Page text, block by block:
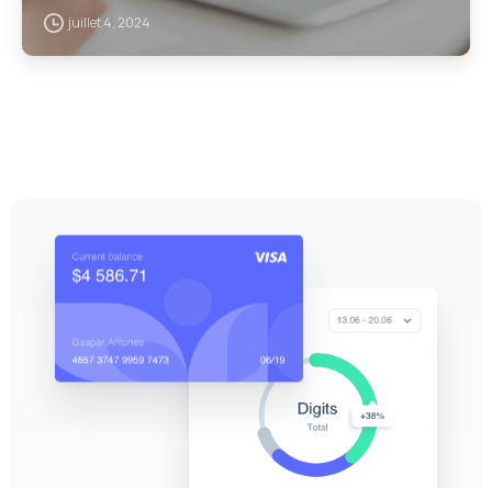
juillet 4, 2024